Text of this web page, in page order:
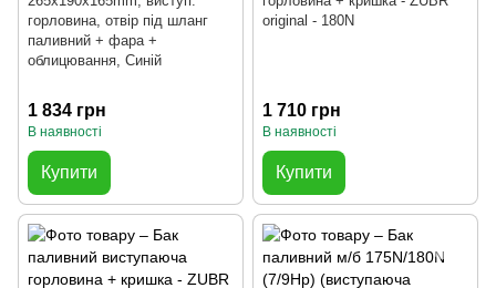
горловина, отвір під шланг
паливний + фара +
облицювання, Синій
1 834 грн
В наявності
Купити
original - 180N
1 710 грн
В наявності
Купити